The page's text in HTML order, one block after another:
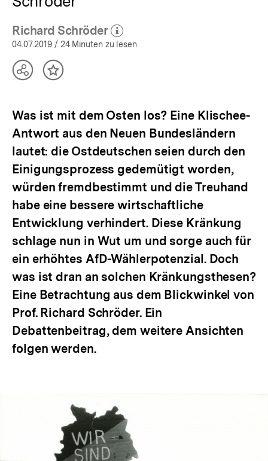
Richard Schröder
(Mehr zum Autor)
öffnen
04.07.2019 / 24 Minuten zu lesen
TeilenInhalt
Was ist mit dem Osten los? Eine Klischee-
Antwort aus den Neuen Bundesländern
lautet: die Ostdeutschen seien durch den
Einigungsprozess gedemütigt worden,
würden fremdbestimmt und die Treuhand
habe eine bessere wirtschaftliche
Entwicklung verhindert. Diese Kränkung
schlage nun in Wut um und sorge auch für
ein erhöhtes AfD-Wählerpotenzial. Doch
was ist dran an solchen Kränkungsthesen?
Eine Betrachtung aus dem Blickwinkel von
Prof. Richard Schröder. Ein
Debattenbeitrag, dem weitere Ansichten
folgen werden.